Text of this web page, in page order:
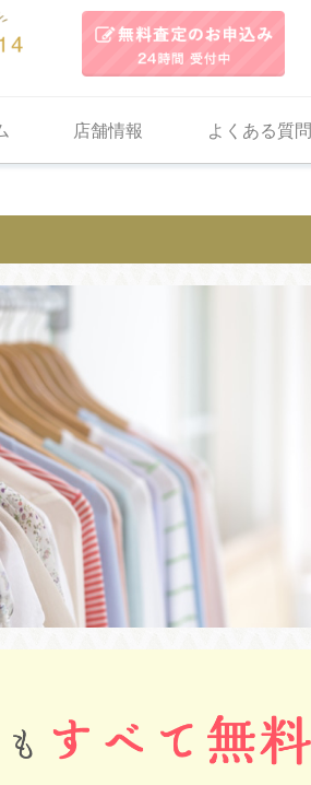
店舗情報 よくある質問